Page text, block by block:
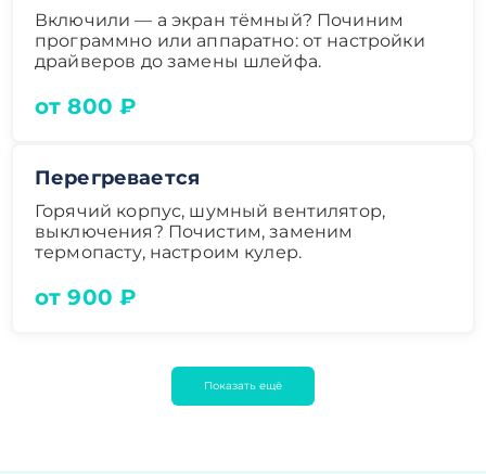
Включили — а экран тёмный? Починим
программно или аппаратно: от настройки
драйверов до замены шлейфа.
от 800 ₽
Перегревается
Горячий корпус, шумный вентилятор,
выключения? Почистим, заменим
термопасту, настроим кулер.
от 900 ₽
Показать ещё